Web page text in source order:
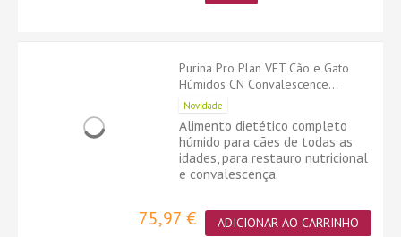
Purina Pro Plan VET Cão e Gato
Húmidos CN Convalescence...
Novidade
Alimento dietético completo
húmido para cães de todas as
idades, para restauro nutricional
e convalescença.
75,97 € ADICIONAR AO CARRINHO